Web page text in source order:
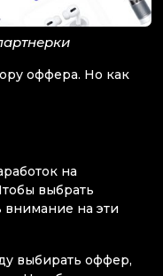
оффера. Но как
на
выбрать
на эти
выбирать оффер,